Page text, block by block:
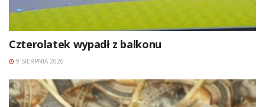
Czterolatek wypadł z balkonu
9 SIERPNIA 2026